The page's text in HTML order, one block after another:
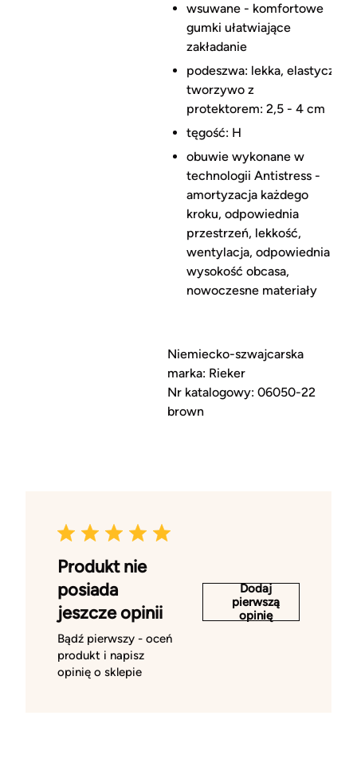
wsuwane - komfortowe
gumki ułatwiające
zakładanie
podeszwa: lekka, elastyczne
tworzywo z
protektorem: 2,5 - 4 cm
tęgość: H
obuwie wykonane w
technologii Antistress -
amortyzacja każdego
kroku, odpowiednia
przestrzeń, lekkość,
wentylacja, odpowiednia
wysokość obcasa,
nowoczesne materiały
Niemiecko-szwajcarska
marka: Rieker
Nr katalogowy: 06050-22
brown
Produkt nie
posiada
jeszcze opinii
Bądź pierwszy - oceń
produkt i napisz
opinię o sklepie
Dodaj
pierwszą
opinię